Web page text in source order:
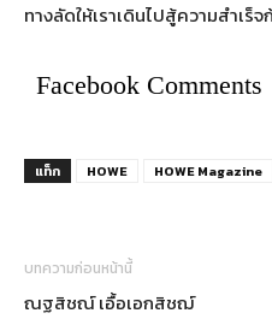
ทางลัดให้เราเดินไปสู้ความสำเร็จ
Facebook Comments
แท็ก HOWE HOWE Magazine
บทความก่อนหน้านี้
ณฐสิชณ์ เอื้อเอกสิชฌ์